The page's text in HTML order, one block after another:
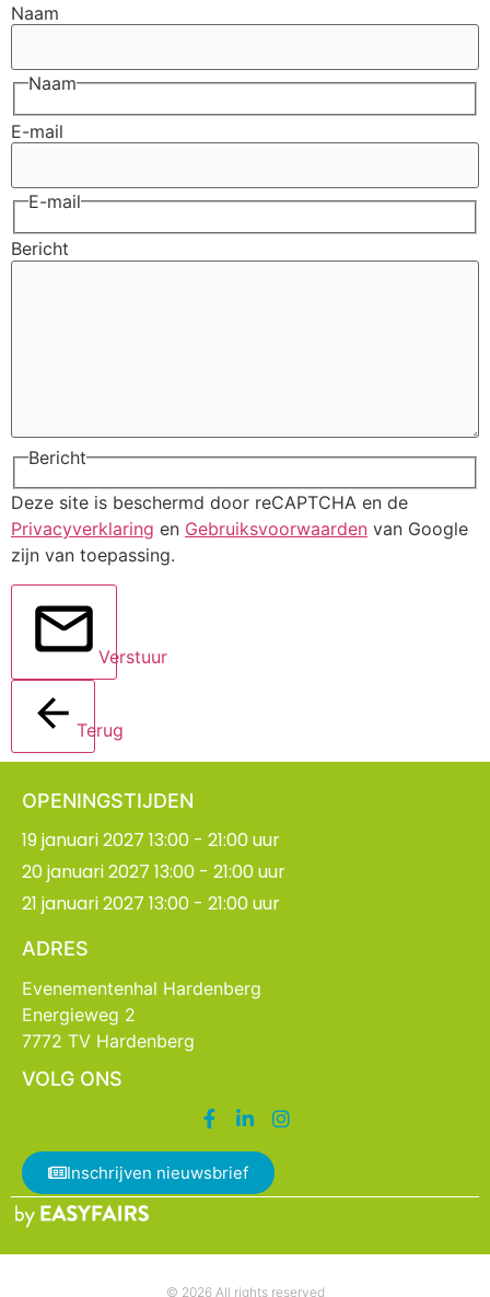
Naam
Naam
E-mail
E-mail
Bericht
Bericht
Deze site is beschermd door reCAPTCHA en de
Privacyverklaring en Gebruiksvoorwaarden van Google
zijn van toepassing.
Verstuur
Terug
OPENINGSTIJDEN
19 januari 2027 13:00 - 21:00 uur
20 januari 2027 13:00 - 21:00 uur
21 januari 2027 13:00 - 21:00 uur
ADRES
Evenementenhal Hardenberg
Energieweg 2
7772 TV Hardenberg
VOLG ONS
Inschrijven nieuwsbrief
© 2026 All rights reserved